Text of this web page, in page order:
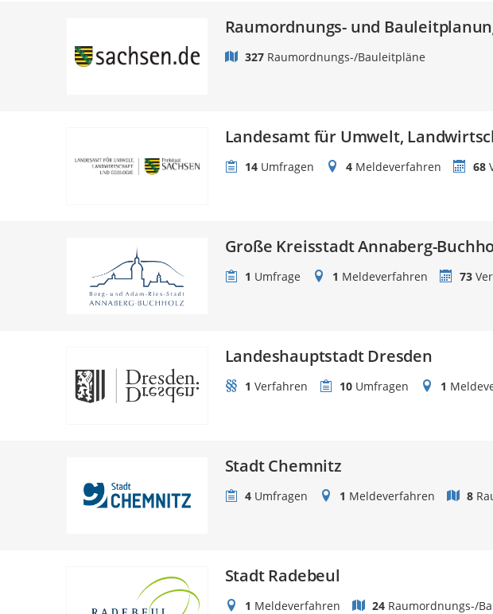
Raumordnungs- und
327 Raumordnungs-/Bauleitpläne
Landesamt für Umwelt,
14 Umfragen 4 Meldeverfahren 68
Große Kreisstadt Annaberg-
1 Umfrage 1 Meldeverfahren 73
Landeshauptstadt Dresden
1 Verfahren 10 Umfragen 1
Stadt Chemnitz
4 Umfragen 1 Meldeverfahren 8
Stadt Radebeul
1 Meldeverfahren 24 Raumordnungs-/